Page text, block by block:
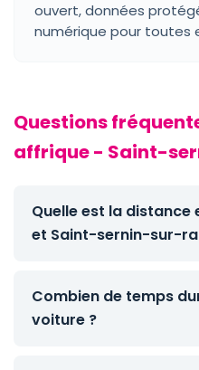
ouvert, données
numérique pour toutes
Questions
affrique - Saint-
Quelle est la
et Saint-sernin-sur-
Combien de temps
voiture ?